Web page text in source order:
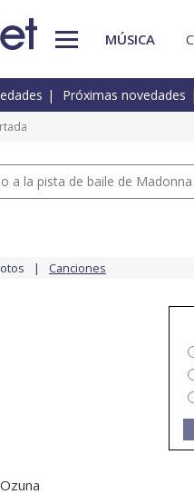
MÚSICA
Próximas novedades
a la pista de baile de Madonna
Canciones